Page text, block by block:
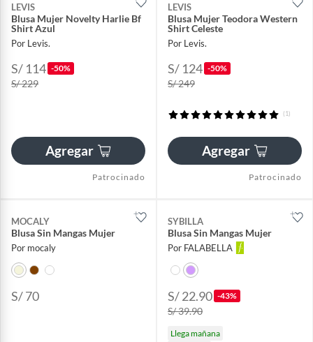
LEVIS
Blusa Mujer Novelty Harlie Bf
Shirt Azul
Por Levis.
S/ 114 -50%
S/ 229
Agregar
Patrocinado
LEVIS
Blusa Mujer Teodora Western
Shirt Celeste
Por Levis.
S/ 124 -50%
S/ 249
(1)
Agregar
Patrocinado
MOCALY
Blusa Sin Mangas Mujer
Por mocaly
S/ 70
SYBILLA
Blusa Sin Mangas Mujer
Por FALABELLA
S/ 22.90 -43%
S/ 39.90
Llega mañana